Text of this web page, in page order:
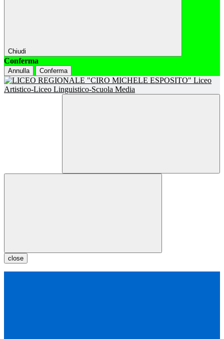
Chiudi
Conferma
Annulla Conferma
close